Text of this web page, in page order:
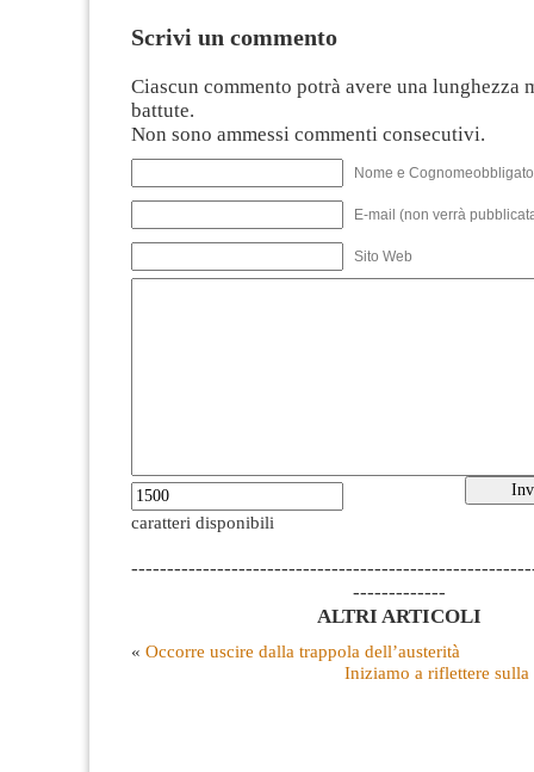
Scrivi un commento
Ciascun commento potrà avere una lunghezza
battute.
Non sono ammessi commenti consecutivi.
Nome e
E-mail (non verrà
Sito Web
caratteri disponibili
-------------
ALTRI ARTICOLI
« Occorre uscire dalla trappola dell’austerità
Iniziamo a riflettere sulla